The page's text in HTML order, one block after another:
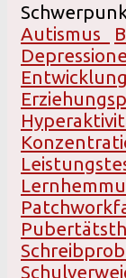
Autismus